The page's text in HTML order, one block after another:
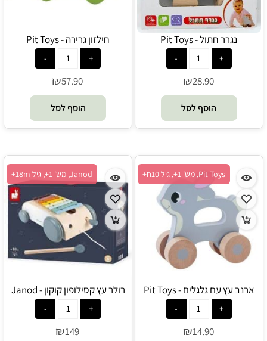
נגרר חתול - Pit Toys
₪28.90
הוסף לסל
חילזון גרירה - Pit Toys
₪57.90
הוסף לסל
Pit Toys, מש' 1+, גיל 10ח+
ארנב עץ עם גלגלים - Pit Toys
₪14.90
Janod, מש' 1+, גיל 18m+
רולר עץ קסילופון קוקון - Janod
₪149